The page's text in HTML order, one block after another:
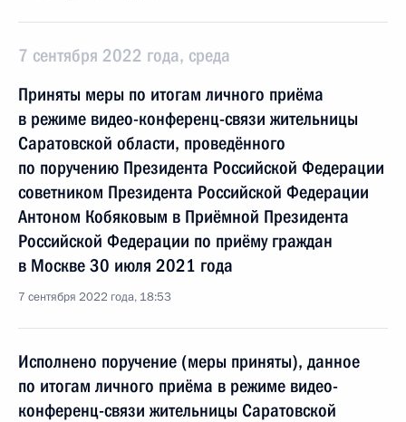
7 сентября 2022 года, среда
Приняты меры по итогам личного приёма
в режиме видео-конференц-связи жительницы
Саратовской области, проведённого
по поручению Президента Российской Федерации
советником Президента Российской Федерации
Антоном Кобяковым в Приёмной Президента
Российской Федерации по приёму граждан
в Москве 30 июля 2021 года
7 сентября 2022 года, 18:53
Исполнено поручение (меры приняты), данное
по итогам личного приёма в режиме видео-
конференц-связи жительницы Саратовской